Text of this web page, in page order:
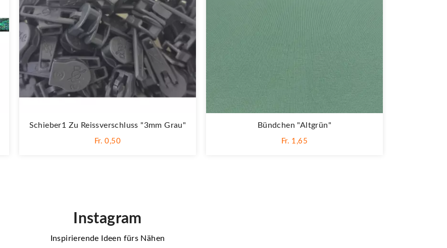
Schieber1 Zu Reissverschluss "3mm Grau"
Fr. 0,50
Bündchen "altgrün"
Fr. 1,65
Instagram
Inspirierende Ideen fürs Nähen